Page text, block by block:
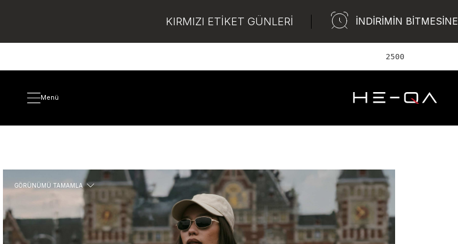
KIRMIZI ETİKET GÜNLERİ İNDİRİMİN BİTMESİNE
2500 TL ve üzer
Menü
GÖRÜNÜMÜ TAMAMLA